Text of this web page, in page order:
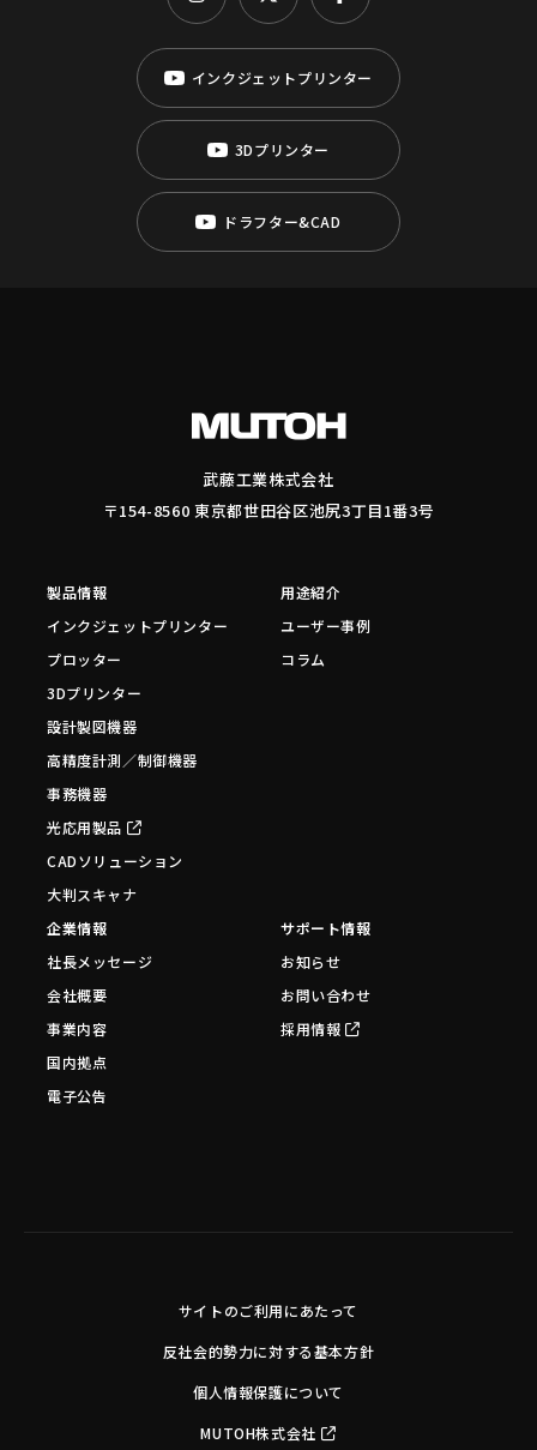
インクジェットプリンター
3Dプリンター
ドラフター&CAD
武藤工業株式会社
〒154-8560 東京都世田谷区池尻3丁目1番3号
製品情報
インクジェットプリンター
プロッター
3Dプリンター
設計製図機器
高精度計測／制御機器
事務機器
光応用製品
CADソリューション
大判スキャナ
用途紹介
ユーザー事例
コラム
企業情報
社長メッセージ
会社概要
事業内容
国内拠点
電子公告
サポート情報
お知らせ
お問い合わせ
採用情報
サイトのご利用にあたって
反社会的勢力に対する基本方針
個人情報保護について
MUTOH株式会社